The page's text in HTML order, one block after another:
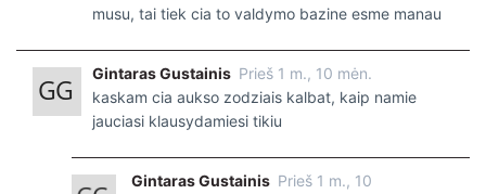
musu, tai tiek cia to valdymo bazine esme manau
Gintaras Gustainis Prieš 1 m., 10 mėn.
kaskam cia aukso zodziais kalbat, kaip namie
jauciasi klausydamiesi tikiu
Gintaras Gustainis Prieš 1 m., 10